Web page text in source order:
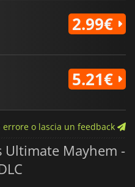
2.99€
5.21€
errore o lascia un feedback
Ultimate Mayhem -